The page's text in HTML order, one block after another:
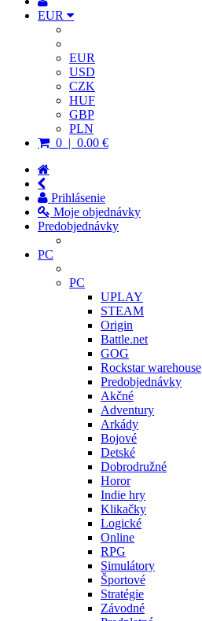
EUR
EUR
USD
CZK
HUF
GBP
PLN
0 | 0.00 €
Prihlásenie
Moje objednávky
Predobjednávky
PC
PC
UPLAY
STEAM
Origin
Battle.net
GOG
Rockstar warehouse
Predobjednávky
Akčné
Adventury
Arkády
Bojové
Detské
Dobrodružné
Horor
Indie hry
Klikačky
Logické
Online
RPG
Simulátory
Športové
Stratégie
Závodné